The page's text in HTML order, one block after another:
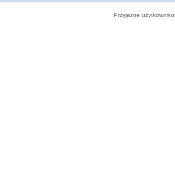
Przyjazne